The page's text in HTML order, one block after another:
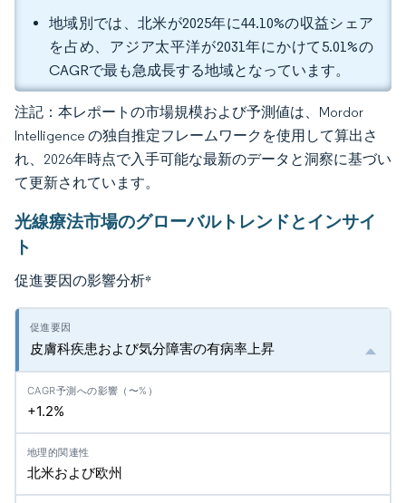
地域別では、北米が2025年に44.10%の収益シェア
を占め、アジア太平洋が2031年にかけて5.01%の
CAGRで最も急成長する地域となっています。
注記：本レポートの市場規模および予測値は、Mordor
Intelligence の独自推定フレームワークを使用して算出さ
れ、2026年時点で入手可能な最新のデータと洞察に基づい
て更新されています。
光線療法市場のグローバルトレンドとインサイ
ト
促進要因の影響分析*
皮膚科疾患および気分障害の有病率上昇
+1.2%
北米および欧州